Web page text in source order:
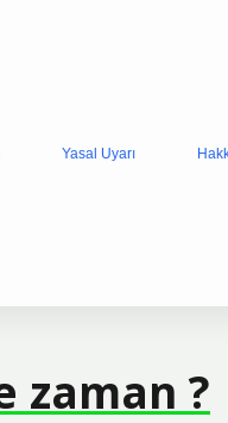
Yasal Uyarı
zaman ?